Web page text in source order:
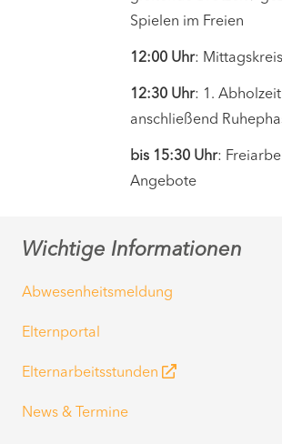
Spielen im Freien
12:00 Uhr: Mittagskreis
12:30 Uhr: 1.
anschließend
bis 15:30 Uhr:
Angebote
Wichtige Informationen
Abwesenheitsmeldung
Elternportal
Elternarbeitsstunden
News & Termine